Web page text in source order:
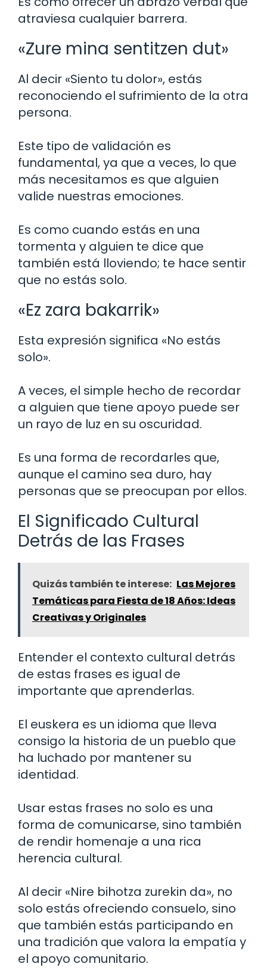
atraviesa cualquier barrera.
«Zure mina sentitzen dut»
Al decir «Siento tu dolor», estás
reconociendo el sufrimiento de la otra
persona.
Este tipo de validación es
fundamental, ya que a veces, lo que
más necesitamos es que alguien
valide nuestras emociones.
Es como cuando estás en una
tormenta y alguien te dice que
también está lloviendo; te hace sentir
que no estás solo.
«Ez zara bakarrik»
Esta expresión significa «No estás
solo».
A veces, el simple hecho de recordar
a alguien que tiene apoyo puede ser
un rayo de luz en su oscuridad.
Es una forma de recordarles que,
aunque el camino sea duro, hay
personas que se preocupan por ellos.
El Significado Cultural
Detrás de las Frases
Quizás también te interese: Las Mejores
Temáticas para Fiesta de 18 Años: Ideas
Creativas y Originales
Entender el contexto cultural detrás
de estas frases es igual de
importante que aprenderlas.
El euskera es un idioma que lleva
consigo la historia de un pueblo que
ha luchado por mantener su
identidad.
Usar estas frases no solo es una
forma de comunicarse, sino también
de rendir homenaje a una rica
herencia cultural.
Al decir «Nire bihotza zurekin da», no
solo estás ofreciendo consuelo, sino
que también estás participando en
una tradición que valora la empatía y
el apoyo comunitario.